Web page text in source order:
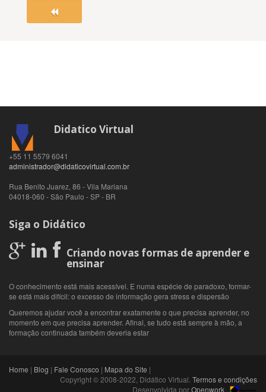
Didatico Virtual
+55 11 5579 6041
administrador@didaticovirtual.com.br
Rua Benito Juarez, 86 - Vila Mariana
04018-060 -São Paulo -SP- BR
Siga o Didático
Criando novas formas de aprender e
ensinar
O conhecimento está mais acessível. E numa espécie de paradoxo, formar-
se está mais difícil: o excesso de informação gera stress e dispersão
Queremos ajudar você a encontrar exatamente o que precisa aprender, no
momento em que precisa aprender. Afinal, se tudo está sempre à mão, a
formação continuada também deveria estar
Home | Blog | Fale Conosco | Mapa do Site |
Copyright © 2008-2022, Didático Virtual. Termos e condições
Desenvolvida porOpenwork